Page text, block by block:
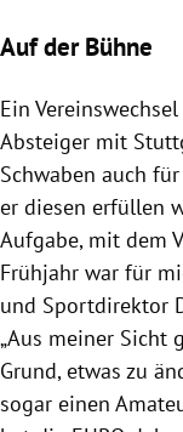
Auf der Bühne
Ein
Absteiger mit
Schwaben auch
er diesen erfüllen
Aufgabe, mit dem
Frühjahr war für
und Sportdirektor
„Aus meiner Sicht
Grund, etwas zu
sogar einen